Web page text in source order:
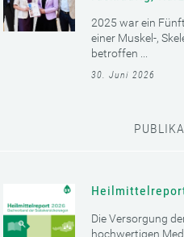
2025 war ein
einer Muskel-,
betroffen ...
30. Juni 2026
Die Versorgung
hochwertigen